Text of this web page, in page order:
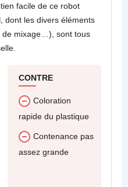
facile de ce robot
dont les divers éléments
de mixage…), sont tous
CONTRE
Coloration
rapide du plastique
Contenance pas
assez grande